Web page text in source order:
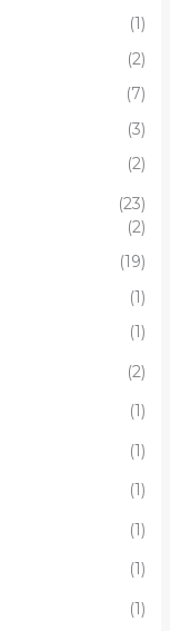
(1)
(2)
(7)
(3)
(2)
(23)
(2)
(19)
(1)
(1)
(2)
(1)
(1)
(1)
(1)
(1)
(1)